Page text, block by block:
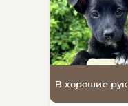
В хорошие